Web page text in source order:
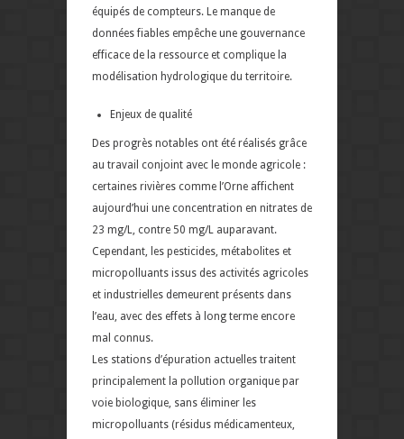
équipés de compteurs. Le manque de
données fiables empêche une gouvernance
efficace de la ressource et complique la
modélisation hydrologique du territoire.
Enjeux de qualité
Des progrès notables ont été réalisés grâce
au travail conjoint avec le monde agricole :
certaines rivières comme l’Orne affichent
aujourd’hui une concentration en nitrates de
23 mg/L, contre 50 mg/L auparavant.
Cependant, les pesticides, métabolites et
micropolluants issus des activités agricoles
et industrielles demeurent présents dans
l’eau, avec des effets à long terme encore
mal connus.
Les stations d’épuration actuelles traitent
principalement la pollution organique par
voie biologique, sans éliminer les
micropolluants (résidus médicamenteux,